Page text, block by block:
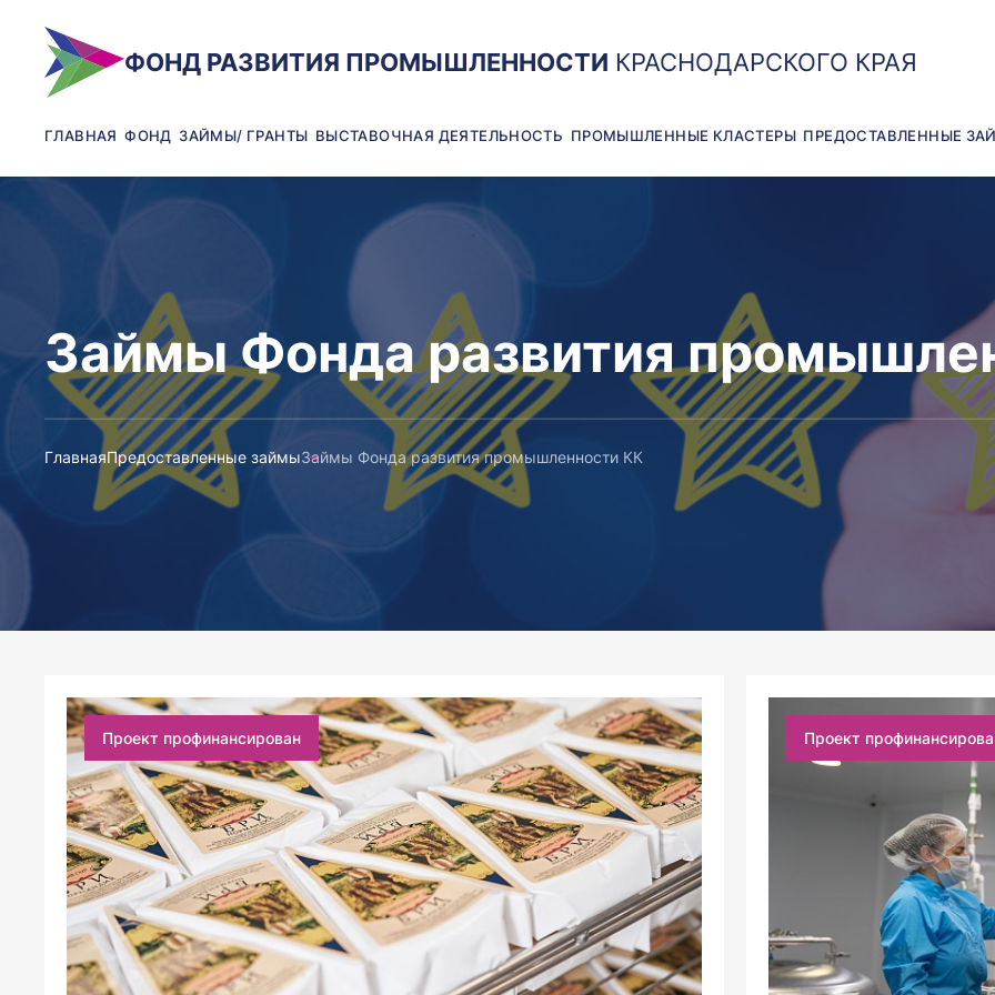
ФОНД РАЗВИТИЯ ПРОМЫШЛЕННОСТИ КРАСНОДАРСКОГО КРАЯ
ГЛАВНАЯ ФОНД ЗАЙМЫ/ ГРАНТЫ ВЫСТАВОЧНАЯ ДЕЯТЕЛЬНОСТЬ ПРОМЫШЛЕННЫЕ КЛАСТЕРЫ ПРЕДОСТАВЛЕННЫЕ
Займы Фонда развития
ГлавнаяПредоставленные займыЗаймы Фонда развития промышленности КК
Проект профинансирован Проект